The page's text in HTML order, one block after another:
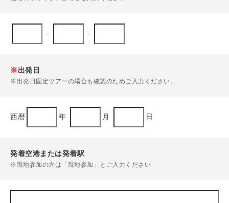
- -
※出発日
※出発日固定ツアーの場合も確認のためご入力ください。
西暦 年 月 日
発着空港または発着駅
※現地参加の方は「現地参加」とご入力ください